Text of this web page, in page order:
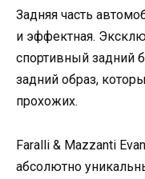
Задняя часть
и эффектная.
спортивный задний
задний образ,
прохожих.
Faralli & Mazzanti
абсолютно